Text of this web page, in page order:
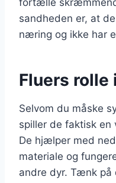
fortælle
sandheden er, at
næring og ikke har
Fluers rolle
Selvom du måske
spiller de faktisk en
De hjælper med
materiale og
andre dyr. Tænk på